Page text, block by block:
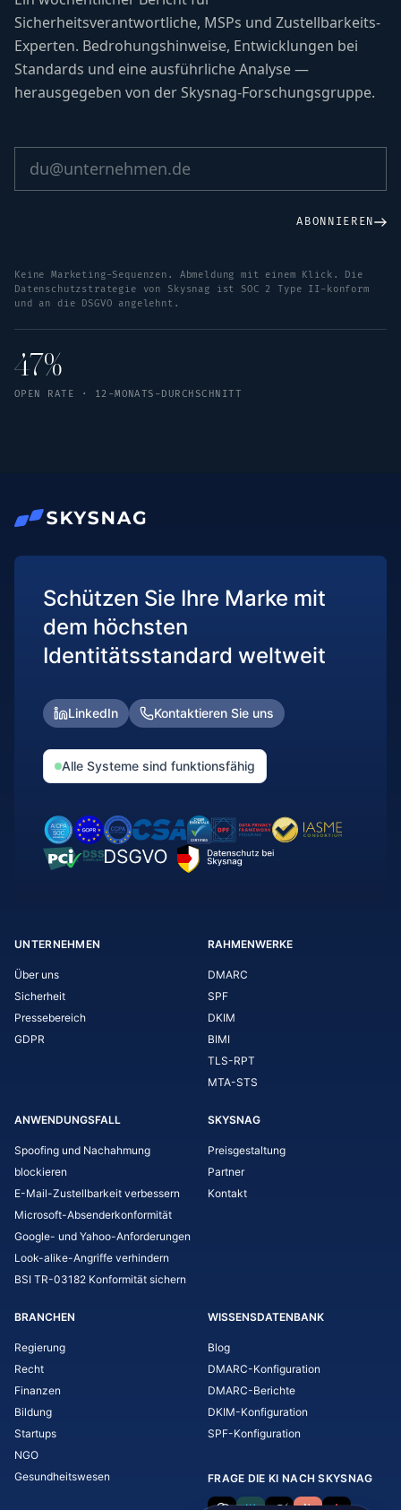
Sicherheitsverantwortliche, MSPs und Zustellbarkeits-
Experten. Bedrohungshinweise, Entwicklungen bei
Standards und eine ausführliche Analyse —
herausgegeben von der Skysnag-Forschungsgruppe.
ABONNIEREN
Keine Marketing-Sequenzen. Abmeldung mit einem Klick. Die
Datenschutzstrategie von Skysnag ist SOC 2 Type II-konform
und an die DSGVO angelehnt.
47%
OPEN RATE · 12-MONATS-DURCHSCHNITT
Schützen Sie Ihre Marke mit
dem höchsten
Identitätsstandard weltweit
LinkedIn Kontaktieren Sie uns
Alle Systeme sind funktionsfähig
UNTERNEHMEN
Über uns
Sicherheit
Pressebereich
GDPR
RAHMENWERKE
DMARC
SPF
DKIM
BIMI
TLS-RPT
MTA-STS
ANWENDUNGSFALL
Spoofing und Nachahmung
blockieren
E-Mail-Zustellbarkeit verbessern
Microsoft-Absenderkonformität
Google- und Yahoo-Anforderungen
Look-alike-Angriffe verhindern
BSI TR-03182 Konformität sichern
SKYSNAG
Preisgestaltung
Partner
Kontakt
BRANCHEN
Regierung
Recht
Finanzen
Bildung
Startups
NGO
Gesundheitswesen
WISSENSDATENBANK
Blog
DMARC-Konfiguration
DMARC-Berichte
DKIM-Konfiguration
SPF-Konfiguration
FRAGE DIE KI NACH SKYSNAG